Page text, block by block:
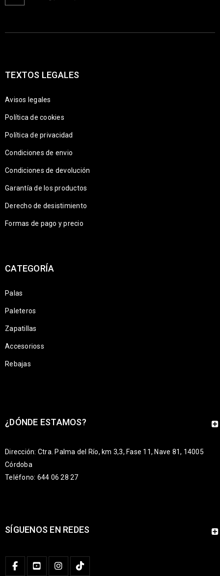
TEXTOS LEGALES
Avisos legales
Política de cookies
Política de privacidad
Condiciones de envio
Condiciones de devolución
Garantía de los productos
Derecho de desistimiento
Formas de pago y precio
CATEGORÍA
Palas
Paleteros
Zapatillas
Accesorioss
Rebajas
¿DÓNDE ESTAMOS?
Dirección: Ctra. Palma del Río, km 3,3, Fase 11, Nave 81, 14005
Córdoba
Teléfono: 644 06 28 27
SÍGUENOS EN REDES